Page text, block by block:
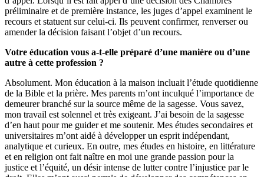
préliminaire et de première instance, les juges d’appel examinent le
recours et statuent sur celui-ci. Ils peuvent confirmer, renverser ou
amender la décision faisant l’objet d’un recours.
Votre éducation vous a-t-elle préparé d’une manière ou d’une
autre à cette profession ?
Absolument. Mon éducation à la maison incluait l’étude quotidienne
de la Bible et la prière. Mes parents m’ont inculqué l’importance de
demeurer branché sur la source même de la sagesse. Vous savez,
mon travail est solennel et très exigeant. J’ai besoin de la sagesse
d’en haut pour me guider et me soutenir. Mes études secondaires et
universitaires m’ont aidé à développer un esprit indépendant,
analytique et curieux. En outre, mes études en histoire, en littérature
et en religion ont fait naître en moi une grande passion pour la
justice et l’équité, un désir intense de lutter contre l’injustice par le